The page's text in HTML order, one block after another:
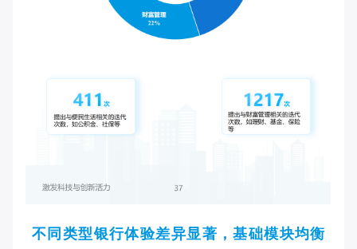
不同类型银行体验差异显著，基础模块均衡